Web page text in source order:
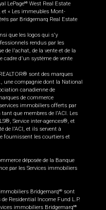
LePageMD West Real Estate
et « Les immeubles Mont-
par Bridgemarq Real Estate
que les logos qui s'y
rendus par les
de l'achat, de la vente et de la
cadre d'un système de vente
sont des marques
une compagnie dont la National
canadienne de
de commerce
immobiliers offerts par
que membres de l'ACI. Les
Service inter-agences®, et
de l'ACI, et ils servent à
fournissent les courtiers et
déposée de la Banque
par les Services immobiliers
BridgemarqMD
sont
Residential Income Fund L.P.
immobiliers BridgemarqMD